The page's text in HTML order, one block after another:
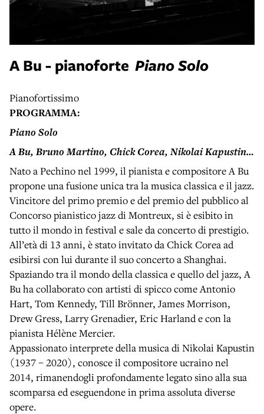
A Bu - pianoforte Piano Solo
Pianofortissimo
PROGRAMMA:
Piano Solo
A Bu, Bruno Martino, Chick Corea, Nikolai Kapustin…
Nato a Pechino nel 1999, il pianista e compositore A Bu
propone una fusione unica tra la musica classica e il jazz.
Vincitore del primo premio e del premio del pubblico al
Concorso pianistico jazz di Montreux, si è esibito in
tutto il mondo in festival e sale da concerto di prestigio.
All’età di 13 anni, è stato invitato da Chick Corea ad
esibirsi con lui durante il suo concerto a Shanghai.
Spaziando tra il mondo della classica e quello del jazz, A
Bu ha collaborato con artisti di spicco come Antonio
Hart, Tom Kennedy, Till Brönner, James Morrison,
Drew Gress, Larry Grenadier, Eric Harland e con la
pianista Hélène Mercier.
Appassionato interprete della musica di Nikolai Kapustin
(1937 – 2020), conosce il compositore ucraino nel
2014, rimanendogli profondamente legato sino alla sua
scomparsa ed eseguendone in prima assoluta diverse
opere.